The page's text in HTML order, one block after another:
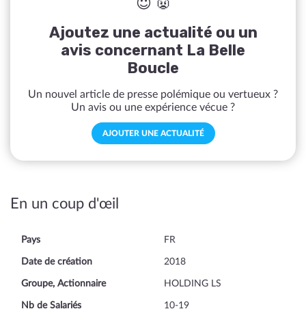
😇 👿
Ajoutez une actualité ou un
avis concernant La Belle
Boucle
Un nouvel article de presse polémique ou vertueux ?
Un avis ou une expérience vécue ?
AJOUTER UNE ACTUALITÉ
En un coup d'œil
Pays FR
Date de création 2018
Groupe, Actionnaire HOLDING LS
Nb de Salariés 10-19